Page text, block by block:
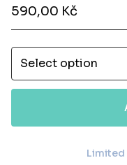
590,00 Kč